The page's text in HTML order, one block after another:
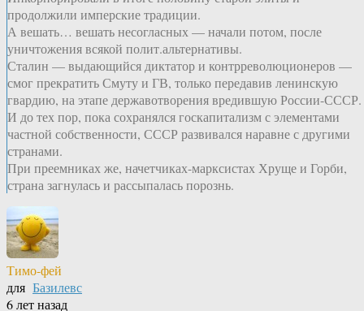
продолжили имперские традиции.
А вешать… вешать несогласных — начали потом, после
уничтожения всякой полит.альтернативы.
Сталин — выдающийся диктатор и контрреволюционеров —
смог прекратить Смуту и ГВ, только передавив ленинскую
гвардию, на этапе державотворения вредившую России-СССР.
И до тех пор, пока сохранялся госкапитализм с элементами
частной собственности, СССР развивался наравне с другими
странами.
При преемниках же, начетчиках-марксистах Хруще и Горби,
страна загнулась и рассыпалась порознь.
Тимо-фей
для Базилевс
6 лет назад